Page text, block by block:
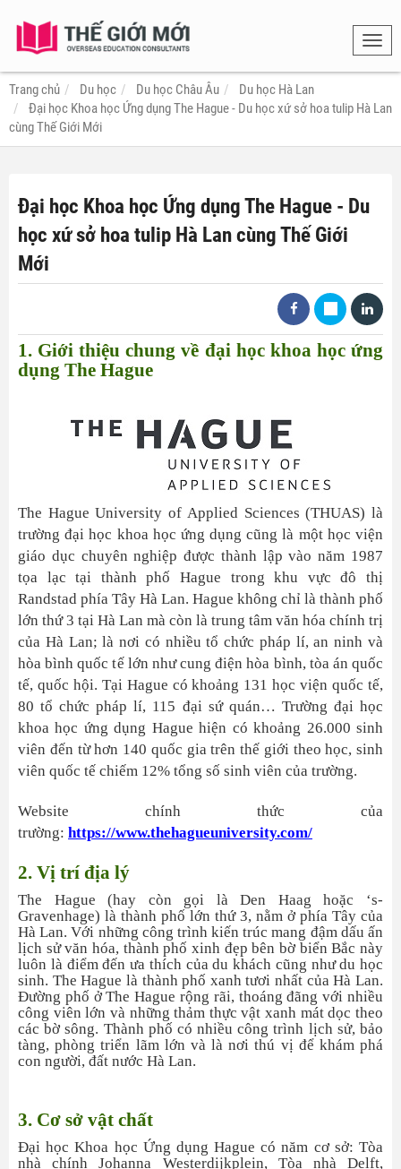
Trang chủ
Du học Du học Châu Âu
Du học Hà Lan
Đại học Khoa học Ứng dụng The Hague - Du học xứ sở hoa tulip Hà Lan
cùng Thế Giới Mới
Đại học Khoa học Ứng dụng The Hague - Du
học xứ sở hoa tulip Hà Lan cùng Thế Giới
Mới
1. Giới thiệu chung về đại học khoa học ứng
dụng The Hague
The Hague University of Applied Sciences (THUAS) là
trường đại học khoa học ứng dụng cũng là một học viện
giáo dục chuyên nghiệp được thành lập vào năm 1987
tọa lạc tại thành phố Hague trong khu vực đô thị
Randstad phía Tây Hà Lan. Hague không chỉ là thành phố
lớn thứ 3 tại Hà Lan mà còn là trung tâm văn hóa chính trị
của Hà Lan; là nơi có nhiều tổ chức pháp lí, an ninh và
hòa bình quốc tế lớn như cung điện hòa bình, tòa án quốc
tế, quốc hội. Tại Hague có khoảng 131 học viện quốc tế,
80 tổ chức pháp lí, 115 đại sứ quán… Trường đại học
khoa học ứng dụng Hague hiện có khoảng 26.000 sinh
viên đến từ hơn 140 quốc gia trên thế giới theo học, sinh
viên quốc tế chiếm 12% tổng số sinh viên của trường.
Website chính thức của
trường: https://www.thehagueuniversity.com/
2. Vị trí địa lý
The Hague (hay còn gọi là Den Haag hoặc ‘s-
Gravenhage) là thành phố lớn thứ 3, nằm ở phía Tây của
Hà Lan. Với những công trình kiến trúc mang đậm dấu ấn
lịch sử văn hóa, thành phố xinh đẹp bên bờ biển Bắc này
luôn là điểm đến ưa thích của du khách cũng như du học
sinh. The Hague là thành phố xanh tươi nhất của Hà Lan.
Đường phố ở The Hague rộng rãi, thoáng đãng với nhiều
công viên lớn và những thảm thực vật xanh mát dọc theo
các bờ sông. Thành phố có nhiều công trình lịch sử, bảo
tàng, phòng triển lãm lớn và là nơi thú vị để khám phá
con người, đất nước Hà Lan.
3. Cơ sở vật chất
Đại học Khoa học Ứng dụng Hague có năm cơ sở: Tòa
nhà chính Johanna Westerdijkplein, Tòa nhà Delft,